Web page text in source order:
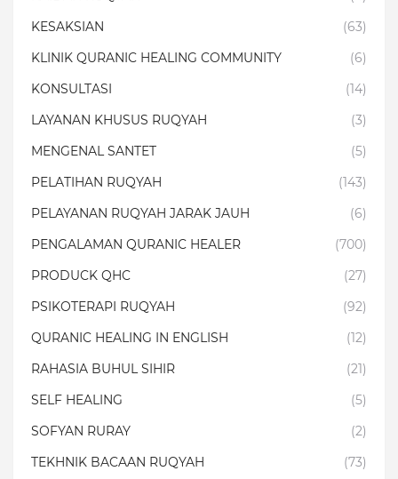
KESAKSIAN
(63)
KLINIK QURANIC HEALING COMMUNITY
(6)
KONSULTASI
(14)
LAYANAN KHUSUS RUQYAH
(3)
MENGENAL SANTET
(5)
PELATIHAN RUQYAH
(143)
PELAYANAN RUQYAH JARAK JAUH
(6)
PENGALAMAN QURANIC HEALER
(700)
PRODUCK QHC
(27)
PSIKOTERAPI RUQYAH
(92)
QURANIC HEALING IN ENGLISH
(12)
RAHASIA BUHUL SIHIR
(21)
SELF HEALING
(5)
SOFYAN RURAY
(2)
TEKHNIK BACAAN RUQYAH
(73)